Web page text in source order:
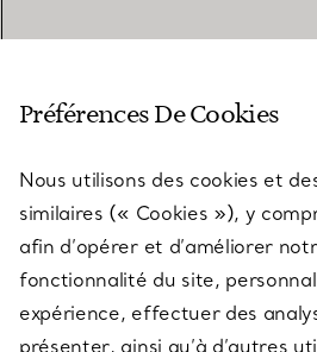
SERVICES
À PROPOS
Préférences De Cookies
Nous utilisons des cookies et
similaires (« Cookies »), y
afin d’opérer et d’améliorer
fonctionnalité du site,
expérience, effectuer des
présenter, ainsi qu’à d’autres